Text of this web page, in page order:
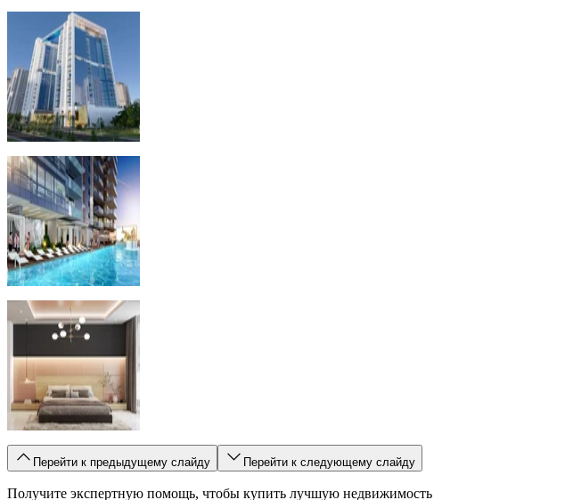
Перейти к предыдущему слайду Перейти к следующему слайду
Получите экспертную помощь, чтобы купить лучшую недвижимость